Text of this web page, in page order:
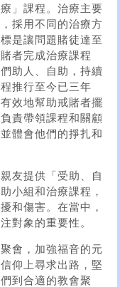
」課程。治療主要
採用不同的治療方
是讓問題賭徒達至
者完成治療課程
助人、自助，持續
推行至今已三年
效地幫助戒賭者擺
責帶領課程和關顧
體會他們的掙扎和
友提供「受助、自
小組和治療課程，
和傷害。在當中，
對象的重要性。
會，加強福音的元
仰上尋求出路，堅
到合適的教會聚